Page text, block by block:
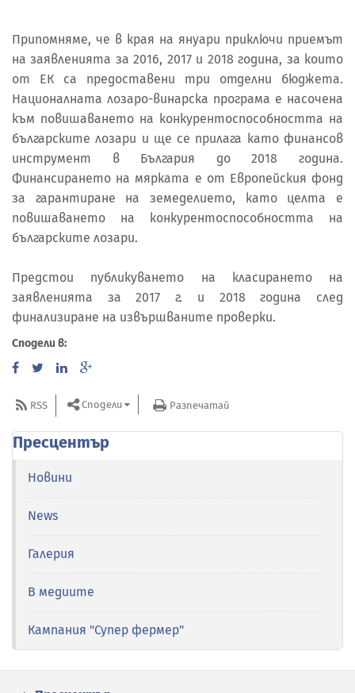
Припомняме, че в края на януари приключи приемът
на заявленията за 2016, 2017 и 2018 година, за които
от ЕК са предоставени три отделни бюджета.
Националната лозаро-винарска програма е насочена
към повишаването на конкурентоспособността на
българските лозари и ще се прилага като финансов
инструмент в България до 2018 година.
Финансирането на мярката е от Европейския фонд
за гарантиране на земеделието, като целта е
повишаването на конкурентоспособността на
българските лозари.
Предстои публикуването на класирането на
заявленията за 2017 г. и 2018 година след
финализиране на извършваните проверки.
Сподели в:
RSS Сподели Разпечатай
Пресцентър
Новини
News
Галерия
В медиите
Кампания "Супер фермер"